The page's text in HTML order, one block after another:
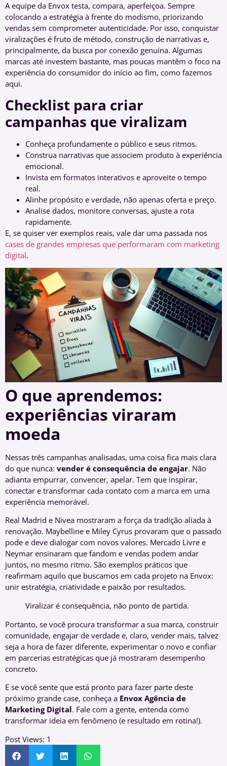
A equipe da Envox testa, compara, aperfeiçoa. Sempre
colocando a estratégia à frente do modismo, priorizando
vendas sem comprometer autenticidade. Por isso, conquistar
viralizações é fruto de método, construção de narrativas e,
principalmente, da busca por conexão genuína. Algumas
marcas até investem bastante, mas poucas mantêm o foco na
experiência do consumidor do início ao fim, como fazemos
aqui.
Checklist para criar
campanhas que viralizam
Conheça profundamente o público e seus ritmos.
Construa narrativas que associem produto à experiência
emocional.
Invista em formatos interativos e aproveite o tempo
real.
Alinhe propósito e verdade, não apenas oferta e preço.
Analise dados, monitore conversas, ajuste a rota
rapidamente.
E, se quiser ver exemplos reais, vale dar uma passada nos
cases de grandes empresas que performaram com marketing
digital.
O que aprendemos:
experiências viraram
moeda
Nessas três campanhas analisadas, uma coisa fica mais clara
do que nunca: vender é consequência de engajar. Não
adianta empurrar, convencer, apelar. Tem que inspirar,
conectar e transformar cada contato com a marca em uma
experiência memorável.
Real Madrid e Nivea mostraram a força da tradição aliada à
renovação. Maybelline e Miley Cyrus provaram que o passado
pode e deve dialogar com novos valores. Mercado Livre e
Neymar ensinaram que fandom e vendas podem andar
juntos, no mesmo ritmo. São exemplos práticos que
reafirmam aquilo que buscamos em cada projeto na Envox:
unir estratégia, criatividade e paixão por resultados.
Viralizar é consequência, não ponto de partida.
Portanto, se você procura transformar a sua marca, construir
comunidade, engajar de verdade e, claro, vender mais, talvez
seja a hora de fazer diferente, experimentar o novo e confiar
em parcerias estratégicas que já mostraram desempenho
concreto.
E se você sente que está pronto para fazer parte deste
próximo grande case, conheça a Envox Agência de
Marketing Digital. Fale com a gente, entenda como
transformar ideia em fenômeno (e resultado em rotina!).
Post Views: 1